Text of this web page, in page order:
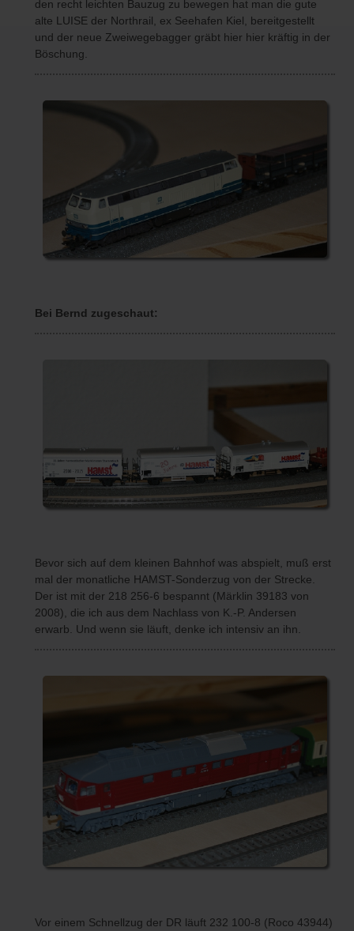
den recht leichten Bauzug zu bewegen hat man die gute
alte LUISE der Northrail, ex Seehafen Kiel, bereitgestellt
und der neue Zweiwegebagger gräbt hier hier kräftig in der
Böschung.
Bei Bernd zugeschaut:
Bevor sich auf dem kleinen Bahnhof was abspielt, muß erst
mal der monatliche HAMST-Sonderzug von der Strecke.
Der ist mit der 218 256-6 bespannt (Märklin 39183 von
2008), die ich aus dem Nachlass von K.-P. Andersen
erwarb. Und wenn sie läuft, denke ich intensiv an ihn.
Vor einem Schnellzug der DR läuft 232 100-8 (Roco 43944)